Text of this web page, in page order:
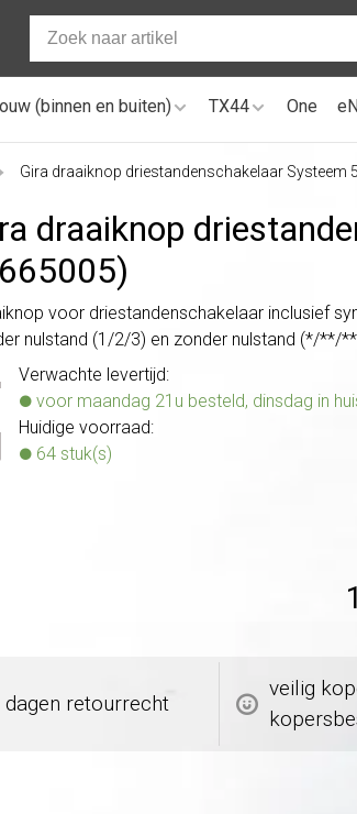
(binnen en buiten) TX44 One
Gira draaiknop driestandenschakelaar Systeem
draaiknop
voor driestandenschakelaar inclusief
nulstand (1/2/3) en zonder nulstand (*/**/
Verwachte levertijd:
voor maandag 21u besteld, dinsdag in
Huidige voorraad:
64 stuk(s)
dagen retourrecht
veilig